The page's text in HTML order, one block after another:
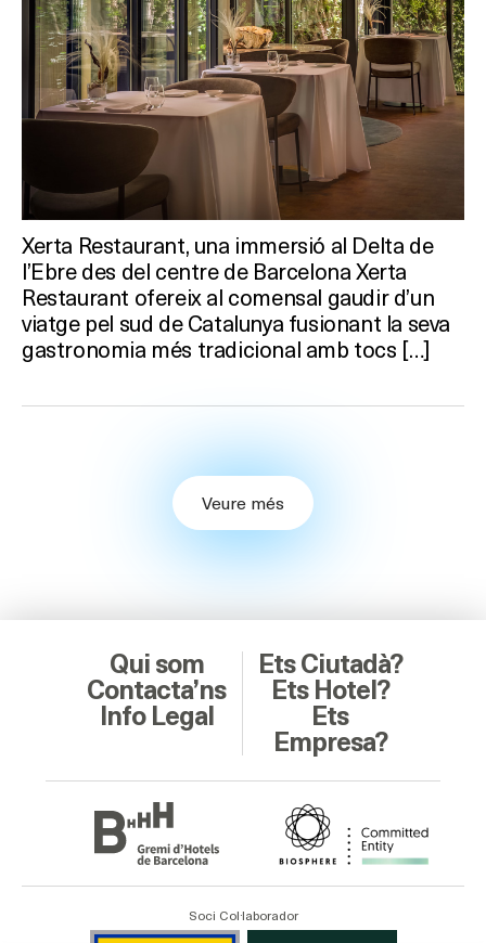
Xerta Restaurant, una immersió al Delta de
l’Ebre des del centre de Barcelona Xerta
Restaurant ofereix al comensal gaudir d’un
viatge pel sud de Catalunya fusionant la seva
gastronomia més tradicional amb tocs […]
Veure més
Qui som
Contacta’ns
Info Legal
Ets Ciutadà?
Ets Hotel?
Ets
Empresa?
Soci Col·laborador